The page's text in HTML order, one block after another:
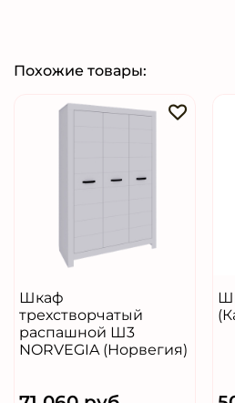
стильную штангу белого
Комплектуйте данное
проводником в мир
Похожие товары:
Шкаф
трехстворчатый
распашной Ш3
NORVEGIA (Норвегия)